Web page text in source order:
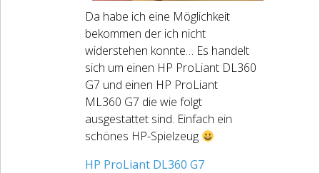
Da habe ich eine Möglichkeit
bekommen der ich nicht
widerstehen konnte… Es handelt
sich um einen HP ProLiant DL360
G7 und einen HP ProLiant
ML360 G7 die wie folgt
ausgestattet sind. Einfach ein
schönes HP-Spielzeug
HP ProLiant DL360 G7